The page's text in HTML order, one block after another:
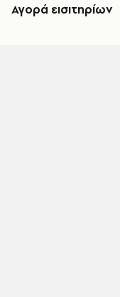
Αγορά εισιτηρίων